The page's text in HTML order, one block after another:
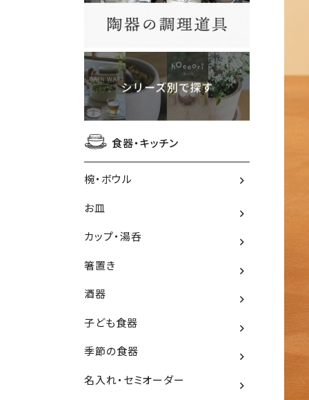
食器・キッチン
椀・ボウル
お皿
カップ・湯呑
箸置き
酒器
子ども食器
季節の食器
名入れ・セミオーダー